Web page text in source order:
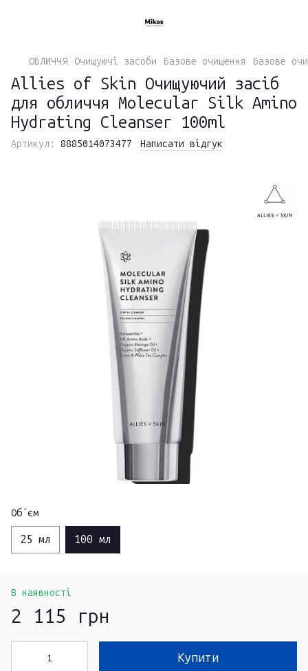
ОБЛИЧЧЯ Очищуючі засоби Базове очищення Базове
Allies of Skin Очищуючий засіб
для обличчя Molecular Silk Amino
Hydrating Cleanser 100ml
Артикул: 8885014073477 Написати відгук
Обʼєм
25 мл 100 мл
В наявності
2 115 грн
Купити